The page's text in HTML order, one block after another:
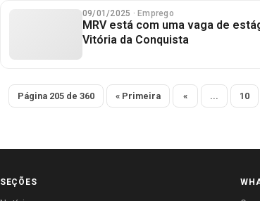
09/01/2025 · Emprego
MRV está com uma vaga de
Vitória da Conquista
Página 205 de 360 « Primeira « ... 10
SEÇÕES